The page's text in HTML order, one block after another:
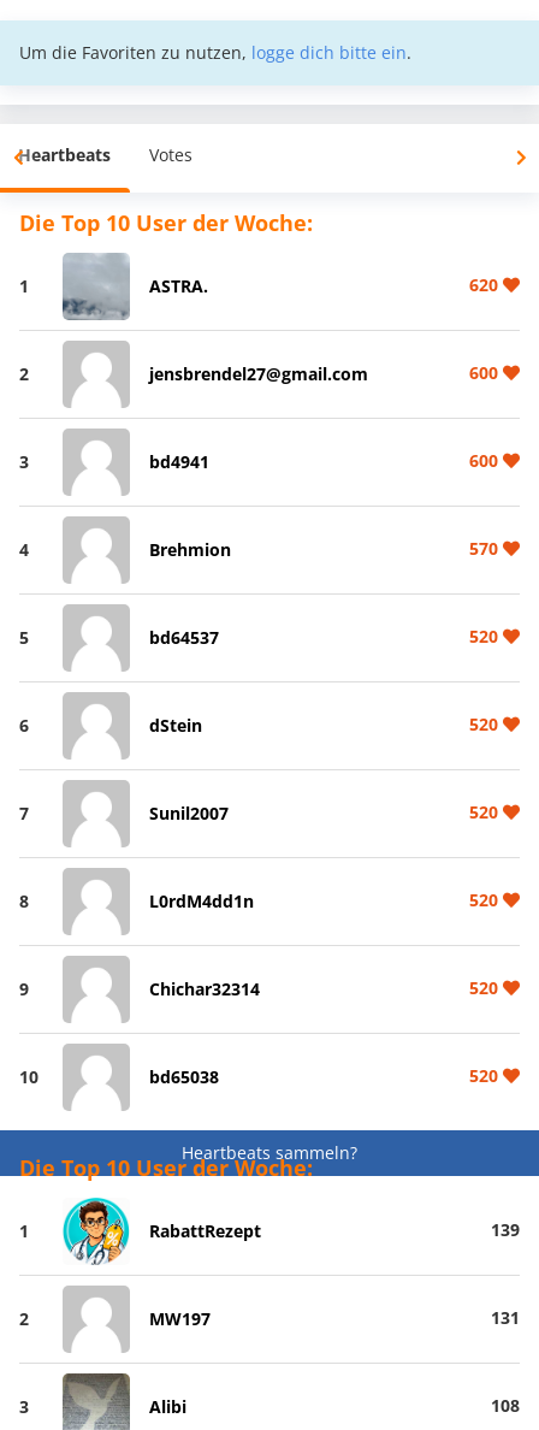
Um die Favoriten zu nutzen, logge dich bitte ein.
Heartbeats Votes
Die Top 10 User der Woche:
1 ASTRA. 620
2 jensbrendel27@gmail.com 600
3 bd4941 600
4 Brehmion 570
5 bd64537 520
6 dStein 520
7 Sunil2007 520
8 L0rdM4dd1n 520
9 Chichar32314 520
10 bd65038 520
Heartbeats sammeln?
Die Top 10 User der Woche:
1 RabattRezept 139
2 MW197 131
3 Alibi 108